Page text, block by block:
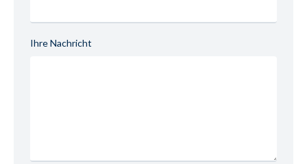
Klimaband
Ihre Nachricht